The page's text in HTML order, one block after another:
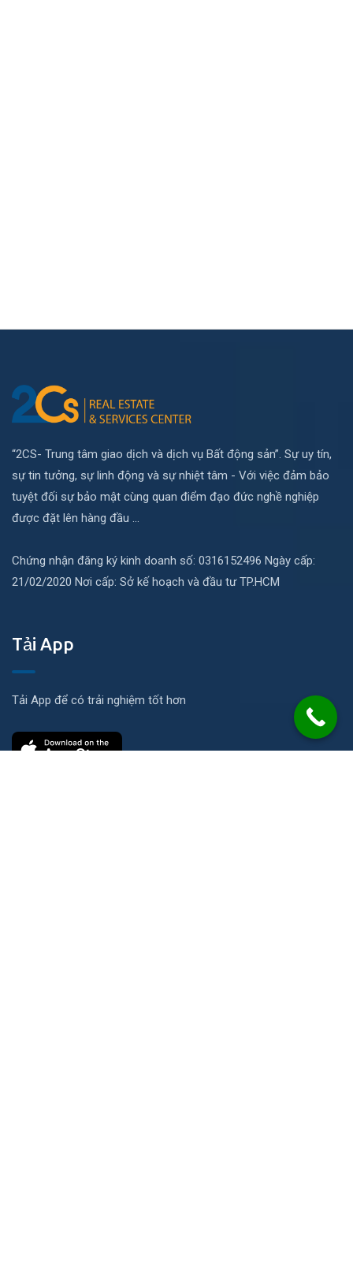
“2CS- Trung tâm giao dịch và dịch vụ Bất động sản”. Sự uy tín,
sự tin tưởng, sự linh động và sự nhiệt tâm - Với việc đảm bảo
tuyệt đối sự bảo mật cùng quan điểm đạo đức nghề nghiệp
được đặt lên hàng đầu ...
Chứng nhận đăng ký kinh doanh số: 0316152496 Ngày cấp:
21/02/2020 Nơi cấp: Sở kế hoạch và đầu tư TP.HCM
Tải App
Tải App để có trải nghiệm tốt hơn